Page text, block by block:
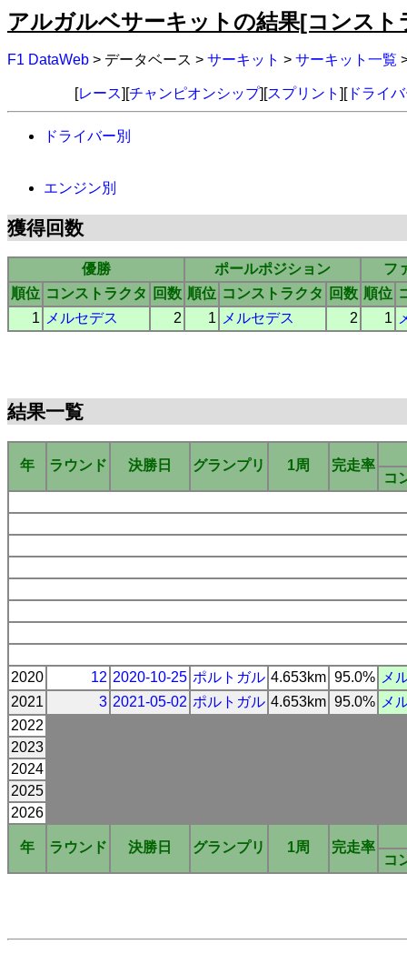
アルガルベサーキットの結果[コンスト
F1 DataWeb > データベース > サーキット > サーキット一覧
[レース][チャンピオンシップ][スプリント ][ドライ
ドライバー別
エンジン別
獲得回数
優勝 ポールポジション
フ
順位 コンストラクタ 回数 順位 コンストラクタ 回数 順位
1 メルセデス 2 1 メルセデス 2 1
結果一覧
年 ラウンド 決勝日 グランプリ 1周
完走率
コ
2020 12 2020-10-25 ポルトガル 4.653km 95.0% メ
2021
3 2021-05-02 ポルトガル 4.653km 95.0% メ
2022
2023
2024
2025
2026
年 ラウンド 決勝日 グランプリ 1周
完走率
コ